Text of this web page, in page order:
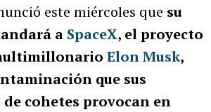
este miércoles que su
a SpaceX, el proyecto
Elon Musk,
que sus
cohetes provocan en